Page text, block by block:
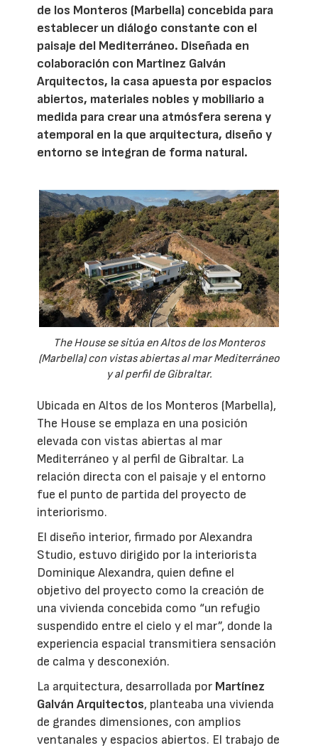
de los Monteros (Marbella) concebida para
establecer un diálogo constante con el
paisaje del Mediterráneo. Diseñada en
colaboración con Martinez Galván
Arquitectos, la casa apuesta por espacios
abiertos, materiales nobles y mobiliario a
medida para crear una atmósfera serena y
atemporal en la que arquitectura, diseño y
entorno se integran de forma natural.
The House se sitúa en Altos de los Monteros
(Marbella) con vistas abiertas al mar Mediterráneo
y al perfil de Gibraltar.
Ubicada en Altos de los Monteros (Marbella),
The House se emplaza en una posición
elevada con vistas abiertas al mar
Mediterráneo y al perfil de Gibraltar. La
relación directa con el paisaje y el entorno
fue el punto de partida del proyecto de
interiorismo.
El diseño interior, firmado por Alexandra
Studio, estuvo dirigido por la interiorista
Dominique Alexandra, quien define el
objetivo del proyecto como la creación de
una vivienda concebida como “un refugio
suspendido entre el cielo y el mar”, donde la
experiencia espacial transmitiera sensación
de calma y desconexión.
La arquitectura, desarrollada por Martínez
Galván Arquitectos, planteaba una vivienda
de grandes dimensiones, con amplios
ventanales y espacios abiertos. El trabajo de